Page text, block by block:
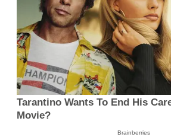
Tarantino Wants To End His
Movie?
Brainberries